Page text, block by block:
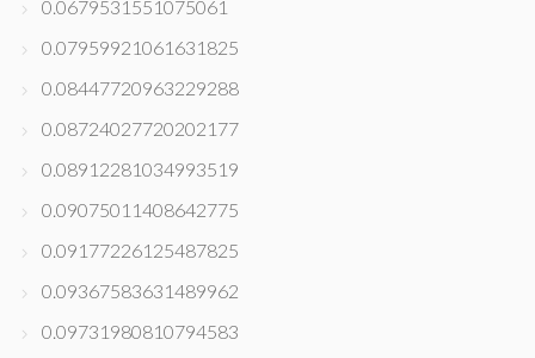
0.0679531551075061
0.07959921061631825
0.08447720963229288
0.08724027720202177
0.08912281034993519
0.09075011408642775
0.09177226125487825
0.09367583631489962
0.09731980810794583